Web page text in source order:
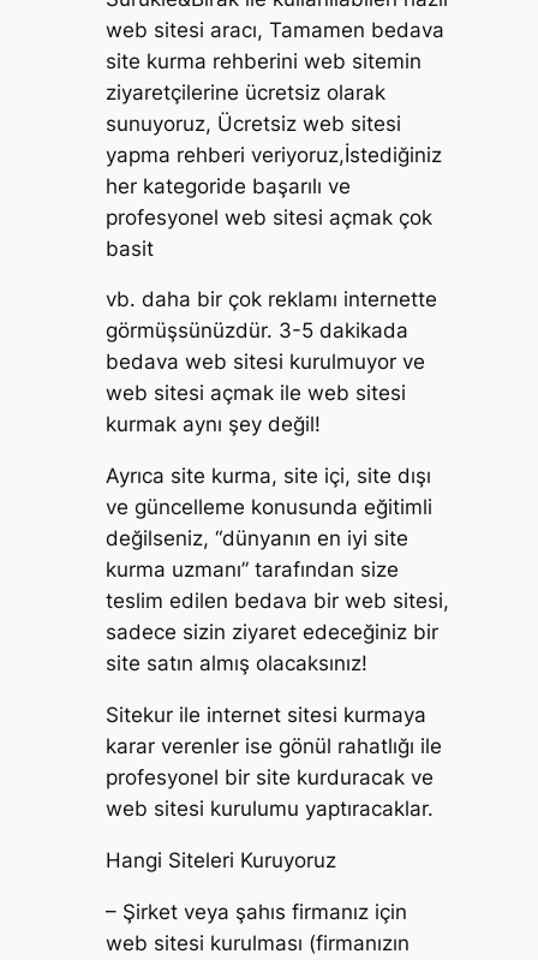
web sitesi aracı, Tamamen bedava
site kurma rehberini web sitemin
ziyaretçilerine ücretsiz olarak
sunuyoruz, Ücretsiz web sitesi
yapma rehberi veriyoruz,İstediğiniz
her kategoride başarılı ve
profesyonel web sitesi açmak çok
basit
vb. daha bir çok reklamı internette
görmüşsünüzdür. 3-5 dakikada
bedava web sitesi kurulmuyor ve
web sitesi açmak ile web sitesi
kurmak aynı şey değil!
Ayrıca site kurma, site içi, site dışı
ve güncelleme konusunda eğitimli
değilseniz, “dünyanın en iyi site
kurma uzmanı” tarafından size
teslim edilen bedava bir web sitesi,
sadece sizin ziyaret edeceğiniz bir
site satın almış olacaksınız!
Sitekur ile internet sitesi kurmaya
karar verenler ise gönül rahatlığı ile
profesyonel bir site kurduracak ve
web sitesi kurulumu yaptıracaklar.
Hangi Siteleri Kuruyoruz
– Şirket veya şahıs firmanız için
web sitesi kurulması (firmanızın